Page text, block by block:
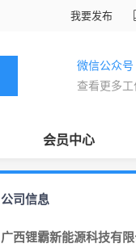
我要发布
微信公众号
查看更多工
会员中心
公司信息
广西锂霸新能源科技有限